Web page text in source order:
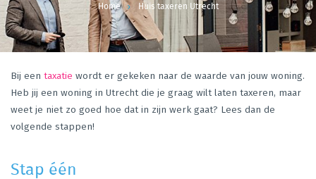
Home Huis taxeren Utrecht
Bij een taxatie wordt er gekeken naar de waarde van jouw woning.
Heb jij een woning in Utrecht die je graag wilt laten taxeren, maar
weet je niet zo goed hoe dat in zijn werk gaat? Lees dan de
volgende stappen!
Stap één